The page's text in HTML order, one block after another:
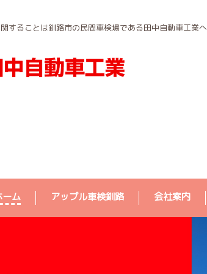
することは釧路市の民間車検場である田中自動車工業へ
ーム アップル車検釧路 会社案内